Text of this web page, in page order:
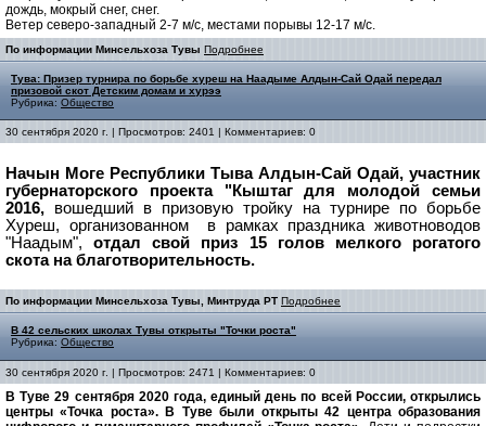
дождь, мокрый снег, снег.
Ветер северо-западный 2-7 м/с, местами порывы 12-17 м/с.
По информации Минсельхоза Тувы Подробнее
Тува: Призер турнира по борьбе хуреш на Наадыме Алдын-Сай Одай передал
призовой скот Детским домам и хурээ
Рубрика: Общество
30 сентября 2020 г. | Просмотров: 2401 | Комментариев: 0
Начын Моге Республики Тыва Алдын-Сай Одай, участник
губернаторского проекта "Кыштаг для молодой семьи
2016, вошедший в призовую тройку на турнире по борьбе
Хуреш, организованном в рамках праздника животноводов
"Наадым",отдал свой приз 15 голов мелкого рогатого
скота на благотворительность.
По информации Минсельхоза Тувы, Минтруда РТ Подробнее
В 42 сельских школах Тувы открыты "Точки роста"
Рубрика: Общество
30 сентября 2020 г. | Просмотров: 2471 | Комментариев: 0
В Туве 29 сентября 2020 года, единый день по всей России, открылись
центры «Точка роста». В Туве были открыты 42 центра образования